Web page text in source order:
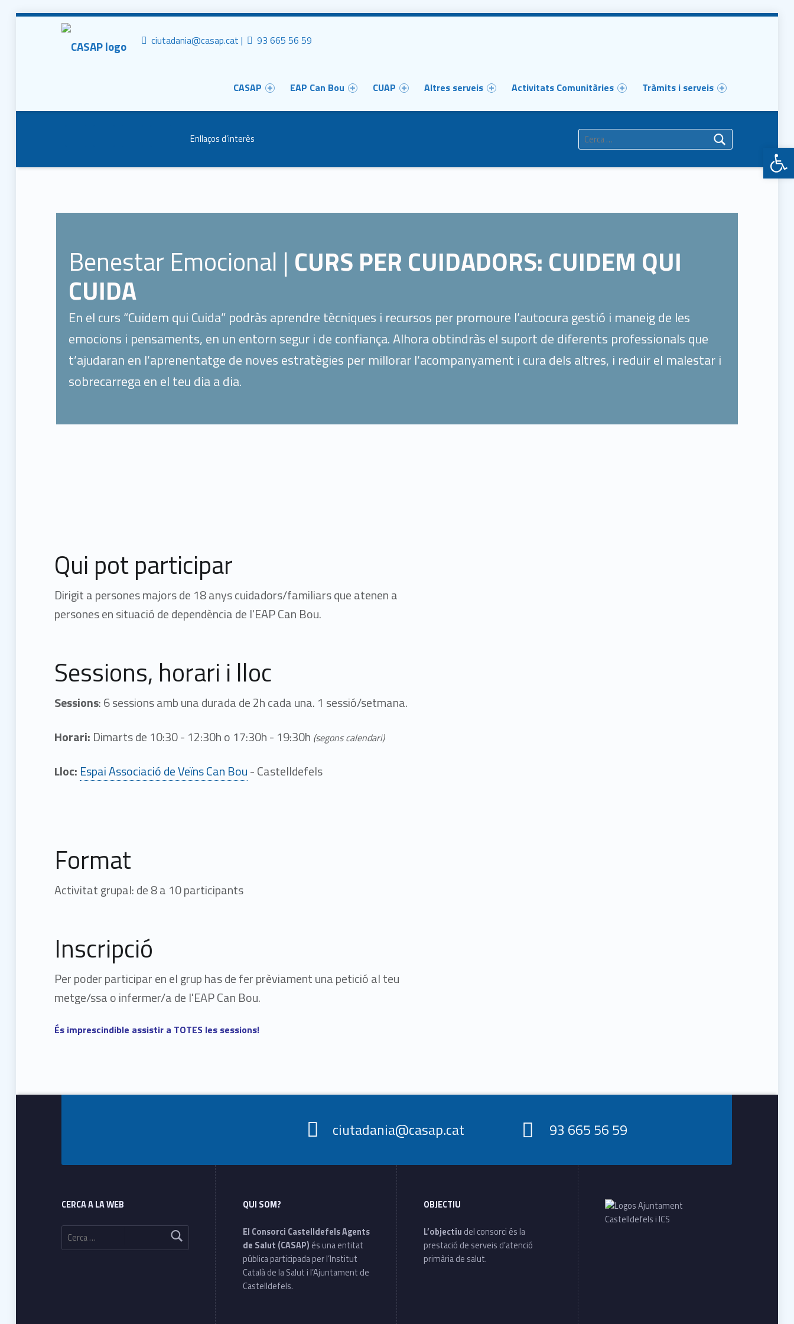
CASAP
Contacta al mail
ciutadania@casap.cat |
Truca'ns
93 665 56 59
CASAP EAP Can Bou CUAP Altres serveis Activitats Comunitàries Tràmits i serveis
Enllaços d’interès
Benestar Emocional | CURS PER CUIDADORS: CUIDEM QUI
CUIDA
En el curs “Cuidem qui Cuida” podràs aprendre tècniques i recursos per promoure l’autocura gestió i maneig de les
emocions i pensaments, en un entorn segur i de confiança. Alhora obtindràs el suport de diferents professionals que
t’ajudaran en l’aprenentatge de noves estratègies per millorar l’acompanyament i cura dels altres, i reduir el malestar i
sobrecarrega en el teu dia a dia.
Qui pot participar
Dirigit a persones majors de 18 anys cuidadors/familiars que atenen a
persones en situació de dependència de l'EAP Can Bou.
Sessions, horari i lloc
Sessions: 6 sessions amb una durada de 2h cada una. 1 sessió/setmana.
Horari: Dimarts de 10:30 - 12:30h o 17:30h - 19:30h (segons calendari)
Lloc: Espai Associació de Veïns Can Bou- Castelldefels
Format
Activitat grupal: de 8 a 10 participants
Inscripció
Per poder participar en el grup has de fer prèviament una petició al teu
metge/ssa o infermer/a de l'EAP Can Bou.
És imprescindible assistir a TOTES les sessions!
Skip back to main navigation Footer info sidebar
ciutadania@casap.cat 93 665 56 59
Footer sidebar
CERCA A LA WEB
Cerca:
QUI SOM?
El Consorci Castelldefels Agents
de Salut (CASAP) és una entitat
pública participada per l’Institut
Català de la Salut i l’Ajuntament de
Castelldefels.
OBJECTIU
L’objectiu del consorci és la
prestació de serveis d’atenció
primària de salut.